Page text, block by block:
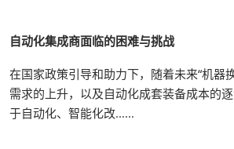
自动化集成商面临的困难与挑战
在国家政策引导和助力下，随着未来“机器
需求的上升，以及自动化成套装备成本的
于自动化、智能化改......